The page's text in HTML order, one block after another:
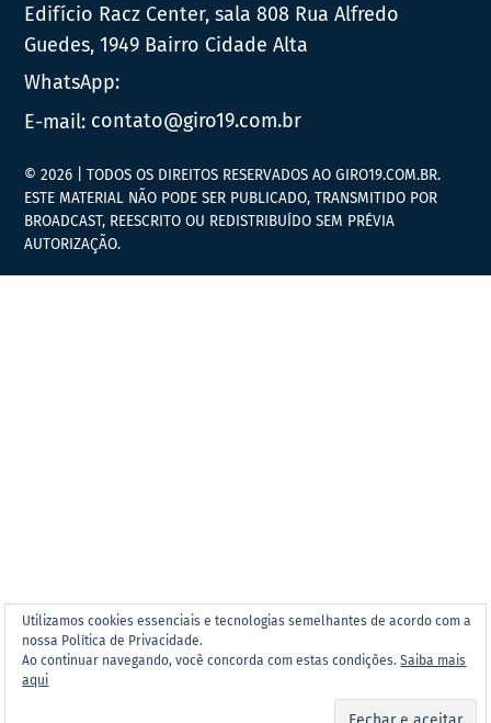
Edifício Racz Center, sala 808 Rua Alfredo
Guedes, 1949 Bairro Cidade Alta
WhatsApp:
E-mail: contato@giro19.com.br
Utilizamos cookies essenciais e tecnologias semelhantes de acordo com a
nossa Política de Privacidade.
Ao continuar navegando, você concorda com estas condições.Saiba mais
aqui
© 2026 | TODOS OS DIREITOS RESERVADOS AO GIRO19.COM.BR.
ESTE MATERIAL NÃO PODE SER PUBLICADO, TRANSMITIDO POR
BROADCAST, REESCRITO OU REDISTRIBUÍDO SEM PRÉVIA
AUTORIZAÇÃO.